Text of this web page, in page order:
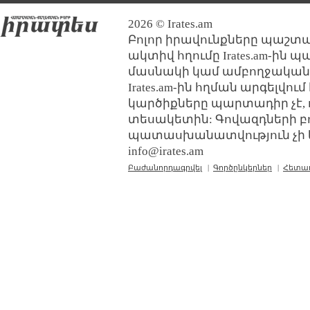
2026 © Irates.am
Բոլոր իրավունքները
ակտիվ հղումը Irates.am-ին
մասնակի կամ ամբողջական
Irates.am-ին հղման
կարծիքները պարտադիր չէ,
տեսակետին: Գովազդների
պատասխանատվություն չի
info@irates.am
Բաժանորդագրվել | Գործընկերներ |